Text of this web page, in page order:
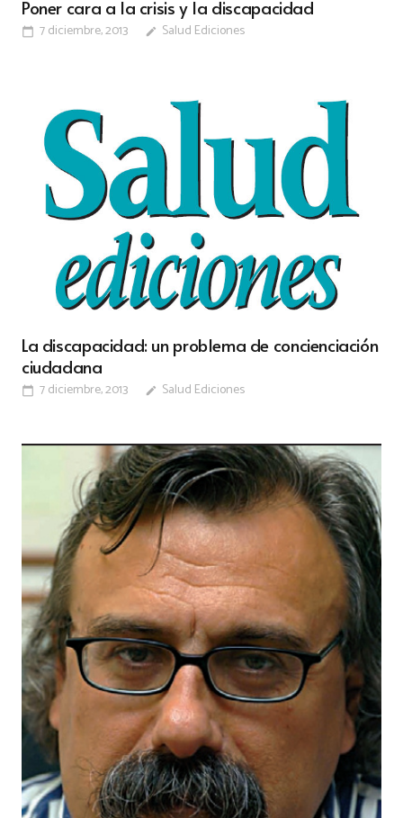
Poner cara a la crisis y la discapacidad
calendar_today 7 diciembre, 2013 edit Salud Ediciones
La discapacidad: un problema de concienciación
ciudadana
calendar_today 7 diciembre, 2013 edit Salud Ediciones